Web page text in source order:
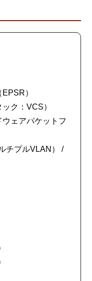
）
ク：VCS）
ェアパケットフ
チプルVLAN） /